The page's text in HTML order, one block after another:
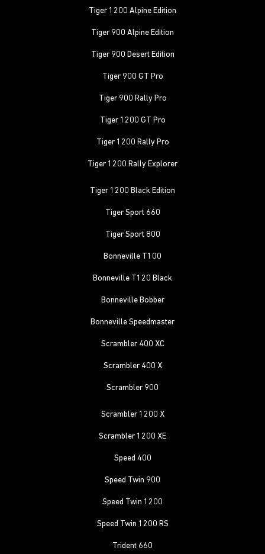
Tiger 1200 Alpine Edition
Tiger 900 Alpine Edition
Tiger 900 Desert Edition
Tiger 900 GT Pro
Tiger 900 Rally Pro
Tiger 1200 GT Pro
Tiger 1200 Rally Pro
Tiger 1200 Rally Explorer
Tiger 1200 Black Edition
Tiger Sport 660
Tiger Sport 800
Bonneville T100
Bonneville T120 Black
Bonneville Bobber
Bonneville Speedmaster
Scrambler 400 XC
Scrambler 400 X
Scrambler 900
Scrambler 1200 X
Scrambler 1200 XE
Speed 400
Speed Twin 900
Speed Twin 1200
Speed Twin 1200 RS
Trident 660